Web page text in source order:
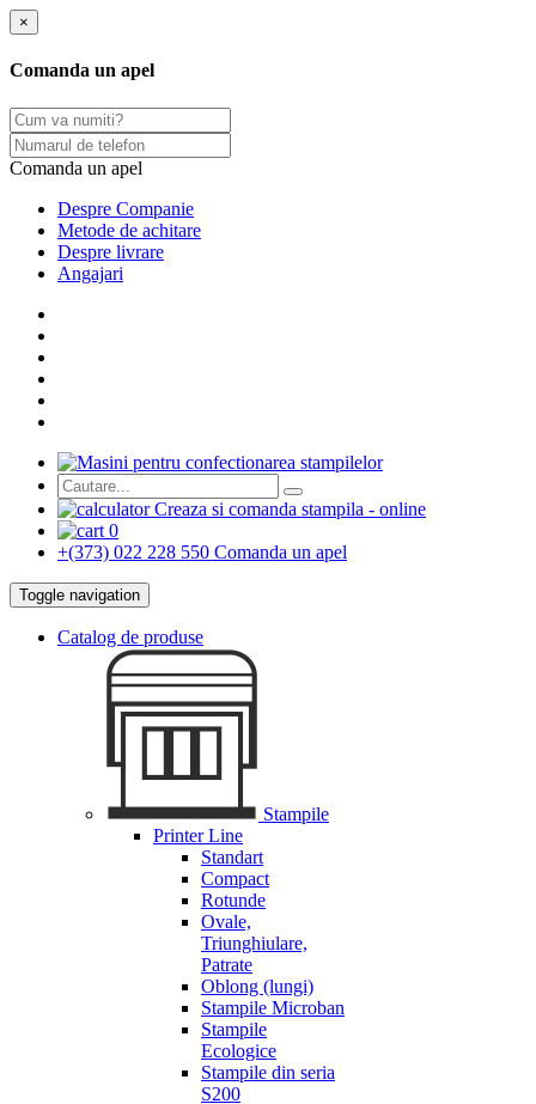
×
Comanda un apel
Comanda un apel
Despre Companie
Metode de achitare
Despre livrare
Angajari
Сreaza si comanda stampila - online
0
+(373) 022 228 550 Comanda un apel
Toggle navigation
Catalog de produse
Stampile
Printer Line
Standart
Compact
Rotunde
Ovale,
Triunghiulare,
Patrate
Oblong (lungi)
Stampile Microban
Stampile
Ecologice
Stampile din seria
S200